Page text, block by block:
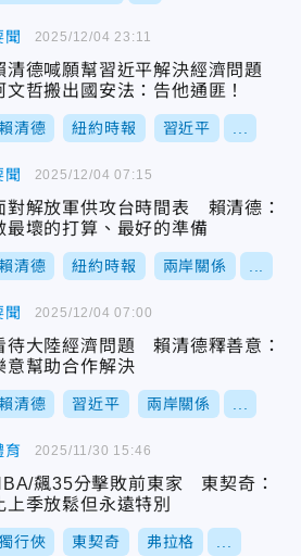
聞
清德喊願幫習近平解決經濟問題
文哲搬出國安法：告他通匪！
清德 紐約時報 習近平
2025/12/04 23:11
聞
對解放軍供攻台時間表 賴清德：
最壞的打算、最好的準備
清德 紐約時報 兩岸關係
2025/12/04 07:15
聞
待大陸經濟問題 賴清德釋善意：
意幫助合作解決
清德 習近平 兩岸關係
2025/12/04 07:00
育
飆35分擊敗前東家 東契奇：
上季放鬆但永遠特別
行俠 東契奇 弗拉格
2025/11/30 15:46